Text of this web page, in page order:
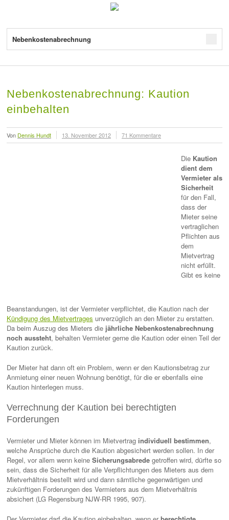
Nebenkostenabrechnung
Nebenkostenabrechnung: Kaution
einbehalten
Von Dennis Hundt 13. November 2012 71 Kommentare
Die Kaution
dient dem
Vermieter als
Sicherheit
für den Fall,
dass der
Mieter seine
vertraglichen
Pflichten aus
dem
Mietvertrag
nicht erfüllt.
Gibt es keine
Beanstandungen, ist der Vermieter verpflichtet, die Kaution nach der
Kündigung des Mietvertrages unverzüglich an den Mieter zu erstatten.
Da beim Auszug des Mieters die jährliche Nebenkostenabrechnung
noch aussteht, behalten Vermieter gerne die Kaution oder einen Teil der
Kaution zurück.
Der Mieter hat dann oft ein Problem, wenn er den Kautionsbetrag zur
Anmietung einer neuen Wohnung benötigt, für die er ebenfalls eine
Kaution hinterlegen muss.
Verrechnung der Kaution bei berechtigten
Forderungen
Vermieter und Mieter können im Mietvertrag individuell bestimmen,
welche Ansprüche durch die Kaution abgesichert werden sollen. In der
Regel, vor allem wenn keine Sicherungsabrede getroffen wird, dürfte so
sein, dass die Sicherheit für alle Verpflichtungen des Mieters aus dem
Mietverhältnis bestellt wird und dann sämtliche gegenwärtigen und
zukünftigen Forderungen des Vermieters aus dem Mietverhältnis
absichert (LG Regensburg NJW-RR 1995, 907).